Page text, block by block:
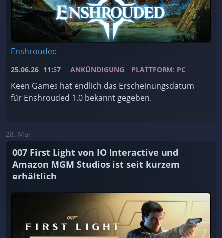
Enshrouded
25.06.26 11:37 ANKÜNDIGUNG PLATTFORM: PC
Keen Games hat endlich das Erscheinungsdatum
für Enshrouded 1.0 bekannt gegeben.
28. Mai
007 First Light von IO Interactive und
Amazon MGM Studios ist seit kurzem
erhältlich